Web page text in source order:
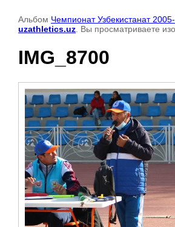
Альбом Чемпионат Узбекистанат 2005-
uzathletics.uz . Вы просматриваете
IMG_8700